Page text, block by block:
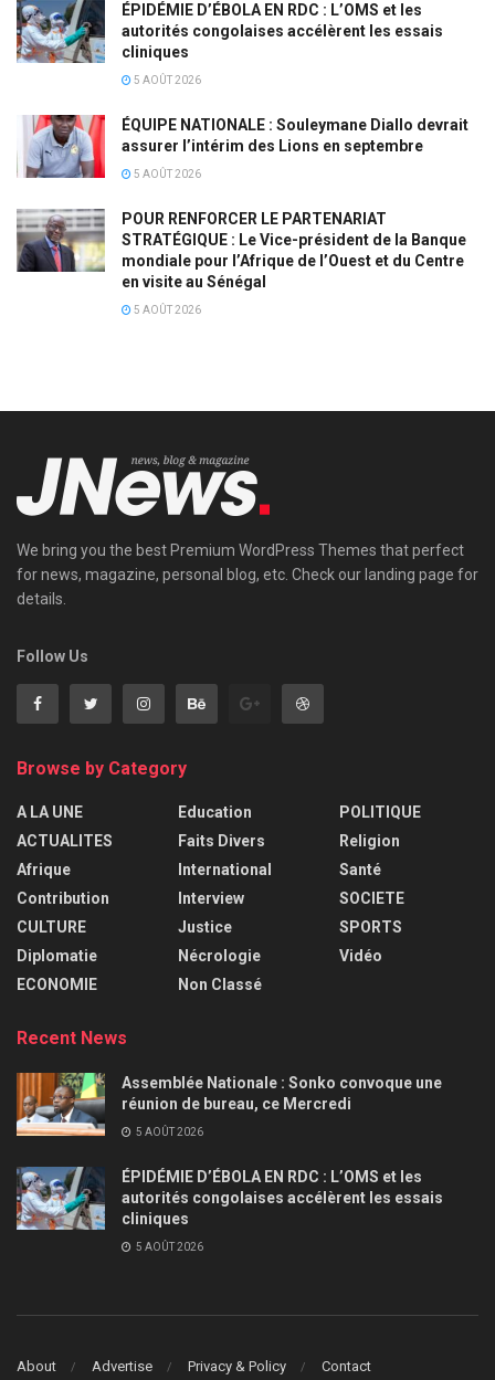
ÉPIDÉMIE D’ÉBOLA EN RDC : L’OMS et les
autorités congolaises accélèrent les essais
cliniques
5 AOÛT 2026
ÉQUIPE NATIONALE : Souleymane Diallo devrait
assurer l’intérim des Lions en septembre
5 AOÛT 2026
POUR RENFORCER LE PARTENARIAT
STRATÉGIQUE : Le Vice-président de la Banque
mondiale pour l’Afrique de l’Ouest et du Centre
en visite au Sénégal
5 AOÛT 2026
We bring you the best Premium WordPress Themes that perfect
for news, magazine, personal blog, etc. Check our landing page for
details.
Follow Us
Browse by Category
A LA UNE
ACTUALITES
Afrique
Contribution
CULTURE
Diplomatie
ECONOMIE
Education
Faits Divers
International
Interview
Justice
Nécrologie
Non Classé
POLITIQUE
Religion
Santé
SOCIETE
SPORTS
Vidéo
Recent News
Assemblée Nationale : Sonko convoque une
réunion de bureau, ce Mercredi
5 AOÛT 2026
ÉPIDÉMIE D’ÉBOLA EN RDC : L’OMS et les
autorités congolaises accélèrent les essais
cliniques
5 AOÛT 2026
About Advertise Privacy & Policy Contact